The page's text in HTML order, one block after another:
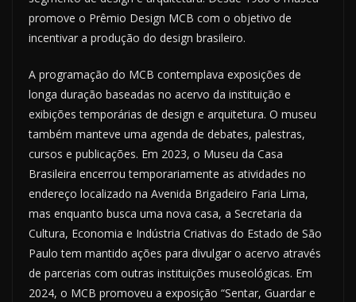
promove o Prêmio Design MCB com o objetivo de
incentivar a produção do design brasileiro.
A programação do MCB contemplava exposições de
longa duração baseadas no acervo da instituição e
exibições temporárias de design e arquitetura. O museu
também manteve uma agenda de debates, palestras,
cursos e publicações. Em 2023, o Museu da Casa
Brasileira encerrou temporariamente as atividades no
endereço localizado na Avenida Brigadeiro Faria Lima,
mas enquanto busca uma nova casa, a Secretaria da
Cultura, Economia e Indústria Criativas do Estado de São
Paulo tem mantido ações para divulgar o acervo através
de parcerias com outras instituições museológicas. Em
2024, o MCB promoveu a exposição “Sentar, Guardar e